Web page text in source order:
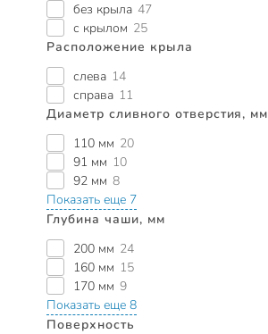
без крыла 47
с крылом 25
Расположение крыла
слева 14
справа 11
Диаметр сливного отверстия, мм
110 мм 20
91 мм 10
92 мм 8
Показать еще 7
Глубина чаши, мм
200 мм 24
160 мм 15
170 мм 9
Показать еще 8
Поверхность